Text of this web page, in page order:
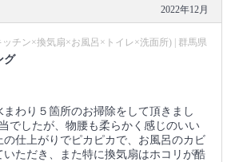
2022年12月
チン×換気扇×お風呂×トイレ×洗面所) | 群馬県
グ
わり５箇所のお掃除をして頂きまし
でしたが、物腰も柔らかく感じのいい
仕上がりでピカピカで、お風呂のカビ
いただき、また特に換気扇はホコリが酷